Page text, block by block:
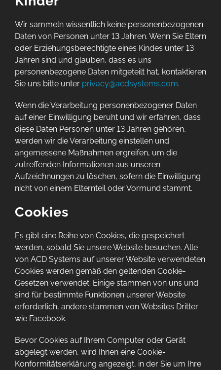
Wir sammeln wissentlich keine personenbezogenen
Daten von Personen unter 13 Jahren. Wenn Sie Eltern
oder Erziehungsberechtigte eines Kindes unter 13
Jahren sind und glauben, dass es uns
personenbezogene Daten mitgeteilt hat, kontaktieren
Sie uns bitte unter privacy@acdsystems.com.
Wenn die Verarbeitung personenbezogener Daten
auf einer Einwilligung beruht und wir erfahren, dass
diese Daten Personen unter 13 Jahren gehören,
werden wir die Verarbeitung einstellen und
angemessene Maßnahmen ergreifen, um die
zutreffenden Informationen aus unseren
Aufzeichnungen zu löschen, sofern die Einwilligung
nicht von einem Elternteil oder Vormund stammt.
Cookies
Es gibt eine Reihe von Cookies, die gespeichert
werden, sobald Sie unsere Website besuchen. Alle
von ACD Systems auf unserer Website verwendeten
Cookies werden gemäß den geltenden Cookie-
Gesetzen verwendet. Einige stammen von uns und
sind für bestimmte Funktionen unserer Website
erforderlich, andere stammen von Websites Dritter
wie Facebook.
Bevor Cookies auf Ihrem Computer oder Gerät
abgelegt werden, wird Ihnen eine Cookie-
Konformitätserklärung angezeigt, in der Sie um Ihre